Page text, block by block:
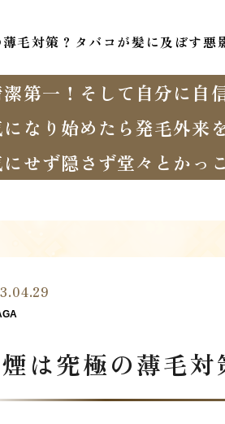
毛対策？タバコが髪に及ぼす悪
潔第一！そして自分に自
なり始めたら発毛外来
せず隠さず堂々とかっ
は究極の薄毛